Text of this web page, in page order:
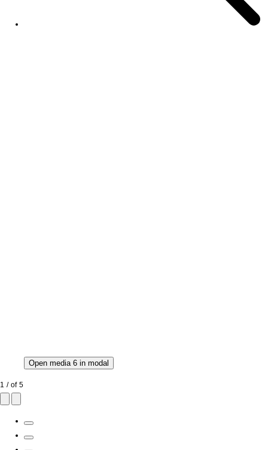
Open media 6 in modal
1 / of 5